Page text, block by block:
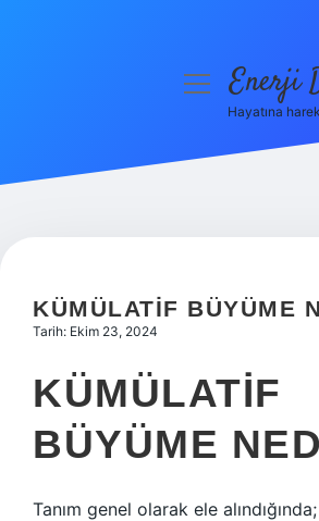
Hakkımızda
menüyüEnerji
Hayatına
KÜMÜLATIF BÜYÜME
Tarih: Ekim 23, 2024
KÜMÜLATIF
BÜYÜME
Tanım genel olarak ele